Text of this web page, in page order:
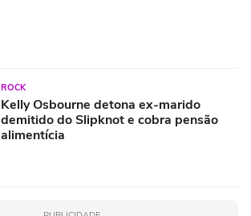
ROCK
Kelly Osbourne detona ex-marido
demitido do Slipknot e cobra pensão
alimentícia